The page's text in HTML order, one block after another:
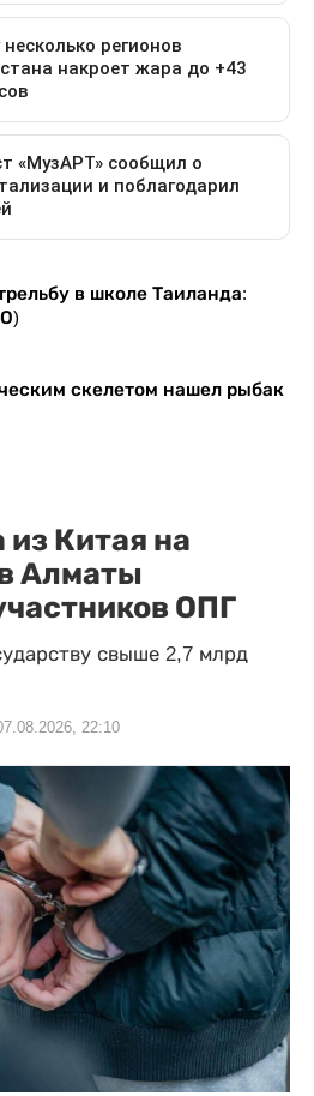
в школе Таиланда:
скелетом нашел рыбак
Китая на
Алматы
ОПГ
свыше 2,7 млрд
22:10